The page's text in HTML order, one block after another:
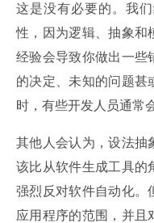
这是没有必要的。我
性，因为逻辑、抽象和
经验会导致你做出一些
的决定、未知的问题甚
时，有些开发人员通常
其他人会认为，设法抽
该比从软件生成工具的
强烈反对软件自动化。
应用程序的范围，并且